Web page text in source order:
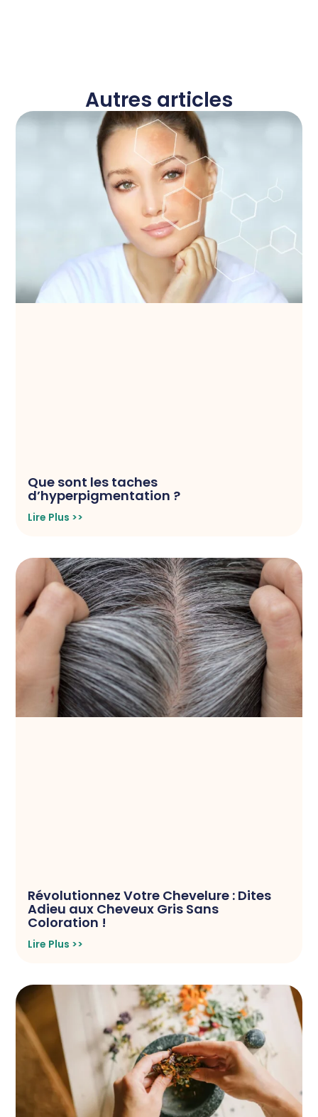
Autres articles
Que sont les taches
d’hyperpigmentation ?
Lire Plus >>
Révolutionnez Votre Chevelure : Dites
Adieu aux Cheveux Gris Sans
Coloration !
Lire Plus >>